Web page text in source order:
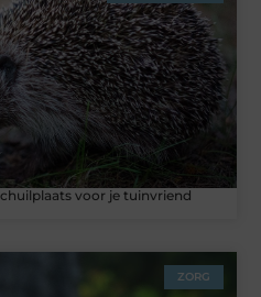
voor je tuinvriend
ZORG